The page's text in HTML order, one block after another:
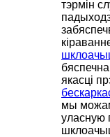
тэрмін
якасці
мы
уласную